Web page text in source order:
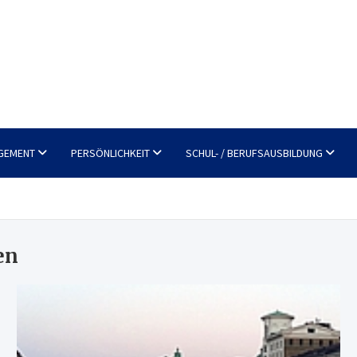
PERSÖNLICHKEIT SCHUL- / BERUFSAUSBILDUNG